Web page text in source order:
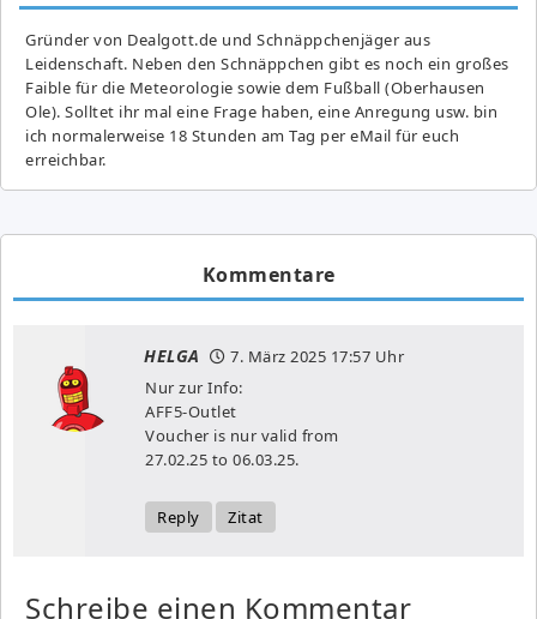
Gründer von Dealgott.de und Schnäppchenjäger aus
Leidenschaft. Neben den Schnäppchen gibt es noch ein großes
Fai­ble für die Meteorologie sowie dem Fußball (Oberhausen
Ole). Solltet ihr mal eine Frage haben, eine Anregung usw. bin
ich normalerweise 18 Stunden am Tag per eMail für euch
erreichbar.
Kommentare
HELGA 7. März 2025 17:57 Uhr
Nur zur Info:
AFF5-Outlet
Voucher is nur valid from
27.02.25 to 06.03.25.
Reply Zitat
Schreibe einen Kommentar